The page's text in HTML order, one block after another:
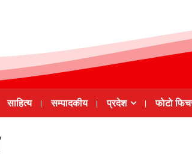
साहित्य सम्पादकीय प्रदेश फाेटाे